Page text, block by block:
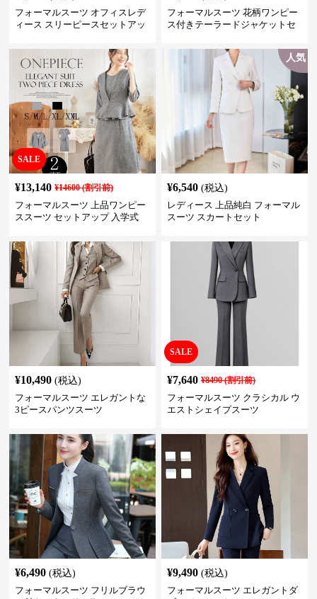
フォーマルスーツ オフィスレデ
ィース スリーピースセットアッ
フォーマルスーツ 花柄ワンピー
ス付きテーラードジャケットセ
SALE
¥13,140 ¥14600(割引前)
フォーマルスーツ 上品ワンピー
ススーツ セットアップ 入学式
人気
¥6,540 (税込)
レディース 上品純白 フォーマル
スーツ スカートセット
¥10,490 (税込)
フォーマルスーツ エレガントな
3ピースパンツスーツ
SALE
¥7,640 ¥8490(割引前)
フォーマルスーツ クラシカル ウ
エストシェイプスーツ
¥6,490 (税込)
フォーマルスーツ フリルブラウ
¥9,490 (税込)
フォーマルスーツ エレガントダ